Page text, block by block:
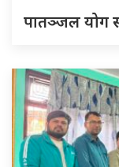
पातञ्जल योग